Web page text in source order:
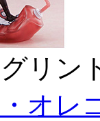
リン
オレ